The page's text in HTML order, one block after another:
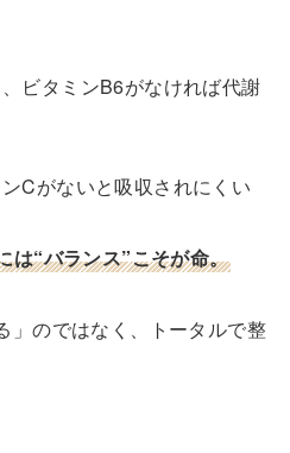
ビタミンB6がなければ代謝
Cがないと吸収されにくい
は“バランス”こそが命。
」のではなく、トータルで整